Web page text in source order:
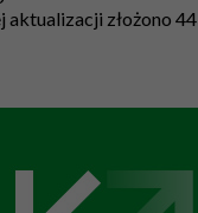
aktualizacji złożono